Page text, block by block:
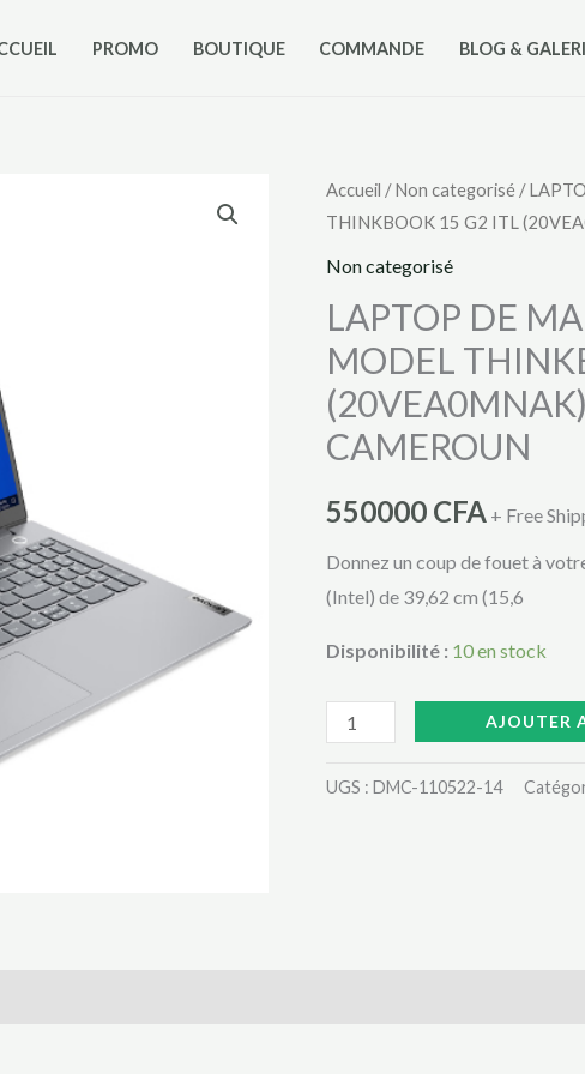
PROMO BOUTIQUE COMMANDE BLOG &
Accueil /Non categorisé /
THINKBOOK 15 G2 ITL
Non categorisé
LAPTOP DE
MODEL
CAMEROUN
550000 CFA + Free
Donnez un coup de fouet à
(Intel) de 39,62 cm (15,6
Disponibilité : 10 en stock
quantité
de
LAPTOP
MARQUE
LENOVO
DE
MODEL
15
ITL
(20VEA0MNAK)
PAS
AU
CAMEROUN
AJOUTER
UGS : DMC-110522-14